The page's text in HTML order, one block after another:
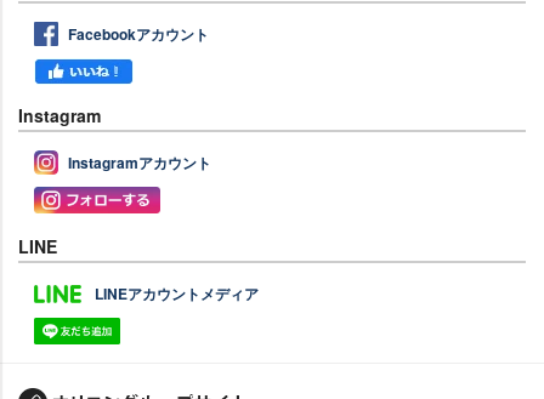
Facebookアカウント
Instagram
Instagramアカウント
LINE
LINEアカウントメディア